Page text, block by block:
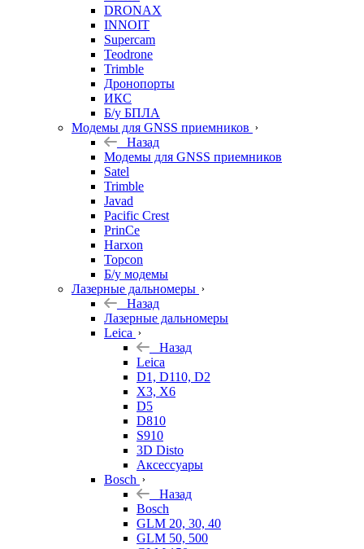
DRONAX
INNOIT
Supercam
Teodrone
Trimble
Дронопорты
ИКС
Б/у БПЛА
Модемы для GNSS приемников
Назад
Модемы для GNSS приемников
Satel
Trimble
Javad
Pacific Crest
PrinCe
Harxon
Topcon
Б/у модемы
Лазерные дальномеры
Назад
Лазерные дальномеры
Leica
Назад
Leica
D1, D110, D2
X3, X6
D5
D810
S910
3D Disto
Аксессуары
Bosch
Назад
Bosch
GLM 20, 30, 40
GLM 50, 500